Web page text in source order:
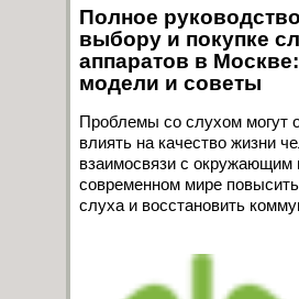
Полное
выбору и покупке
аппаратов в
модели и советы
Проблемы со слухом могут
влиять на качество жизни
взаимосвязи с
современном мире
слуха и восстановить